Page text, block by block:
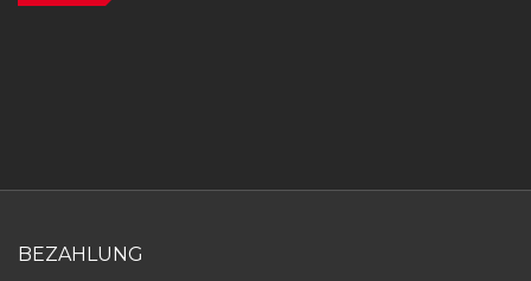
BEZAHLUNG